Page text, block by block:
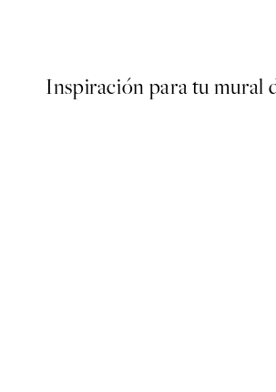
Inspiración para tu mural